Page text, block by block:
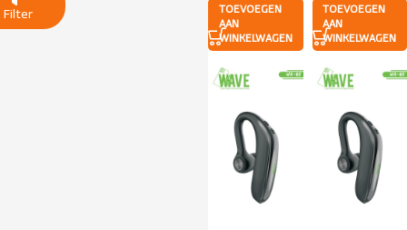
TOEVOEGEN
AAN
WINKELWAGEN
TOEVOEGEN
AAN
WINKELWAGEN
Filter